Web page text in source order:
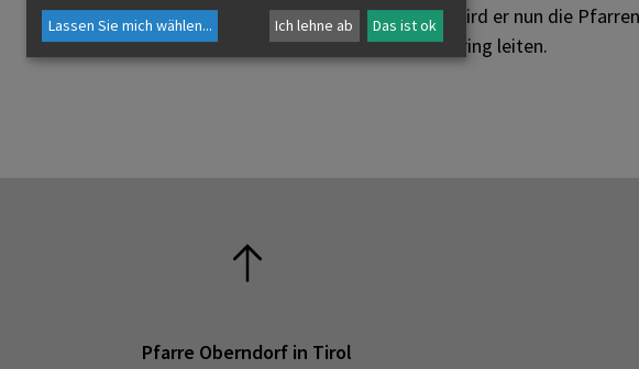
Mit 1. September 2026 wird er nun die
Oberndorf i. T. und Waidring leiten.
Pfarre Oberndorf in Tirol
Lassen Sie mich wählen... Ich lehne ab Das ist ok